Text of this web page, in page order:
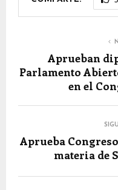
Aprueban
Parlamento
en el
Aprueba
materia de